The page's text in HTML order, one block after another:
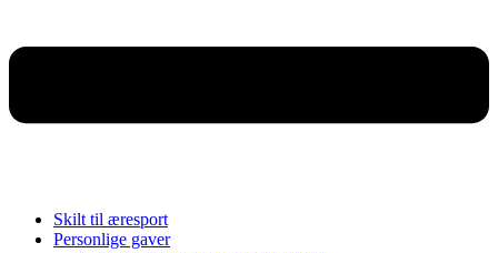
Skilt til æresport
Personlige gaver